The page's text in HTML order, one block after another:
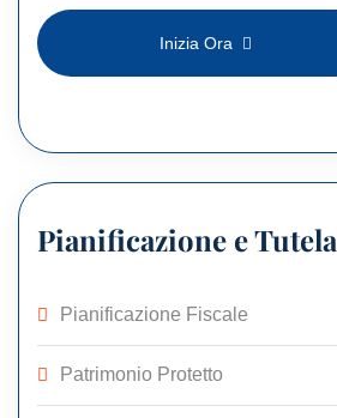
Inizia Ora
Pianificazione e Tutela
Pianificazione Fiscale
Patrimonio Protetto